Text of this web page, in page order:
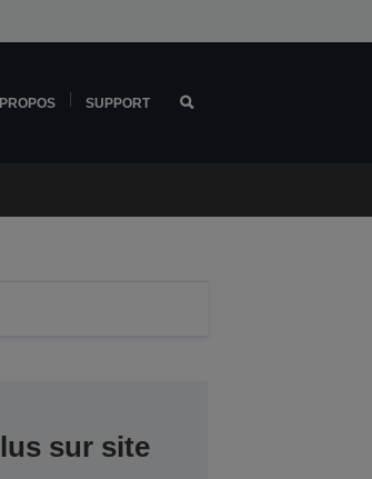
SUPPORT
sur site